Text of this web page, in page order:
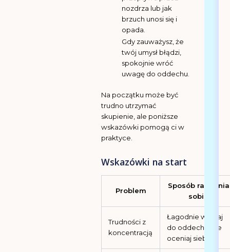
nozdrza lub jak
brzuch unosi się i
opada.
Gdy zauważysz, że
twój umysł błądzi,
spokojnie wróć
uwagę do oddechu.
Na początku może być
trudno utrzymać
skupienie, ale poniższe
wskazówki pomogą ci w
praktyce.
Wskazówki na start
Problem
Sposób radzenia
sobie
Trudności z
koncentracją
Łagodnie wracaj
do oddechu, nie
oceniaj siebie